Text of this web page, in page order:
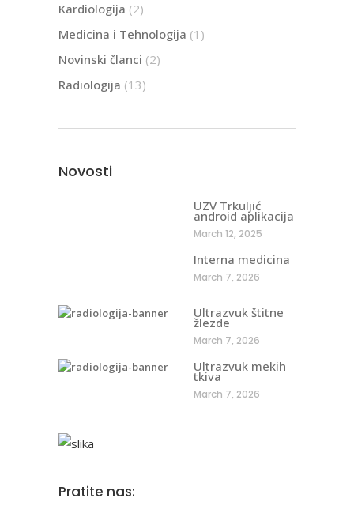
Kardiologija (2)
Medicina i Tehnologija (1)
Novinski članci (2)
Radiologija (13)
Novosti
UZV Trkuljić
android aplikacija
March 12, 2025
Interna medicina
March 7, 2026
Ultrazvuk štitne
žlezde
March 7, 2026
Ultrazvuk mekih
tkiva
March 7, 2026
Pratite nas: